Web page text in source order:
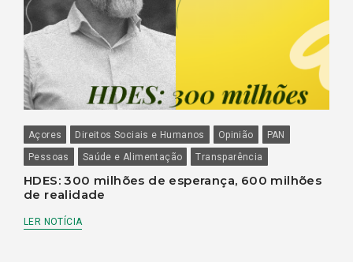
Açores Direitos Sociais e Humanos Opinião
PAN
Pessoas
Saúde e Alimentação Transparência
HDES: 300 milhões de esperança, 600 milhões
de realidade
LER NOTÍCIA